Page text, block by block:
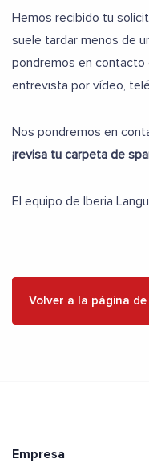
Hemos recibido tu
suele tardar menos de
pondremos en contacto
entrevista por vídeo,
Nos pondremos en
¡revisa tu carpeta de
El equipo de Iberia
Volver a la página de
Empresa